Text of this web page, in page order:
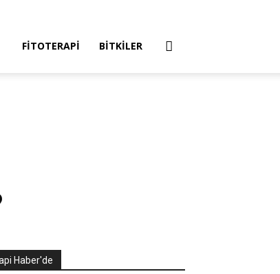
FITOTERAPI BITKILER
Haber'de